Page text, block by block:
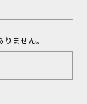
ません。